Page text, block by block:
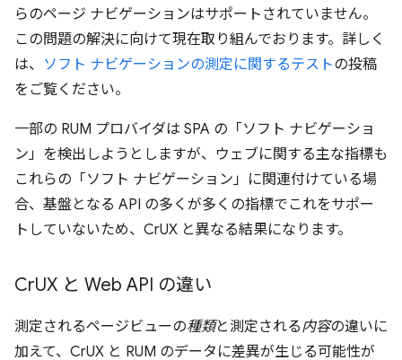
らのページ ナビゲーションはサポートされていません。
この問題の解決に向けて現在取り組んでおります。詳しく
は、 ソフト ナビゲーションの測定に関するテストの投稿
をご覧ください。
一部の RUM プロバイダは SPA の「ソフト ナビゲーショ
ン」を検出しようとしますが、ウェブに関する主な指標も
これらの「ソフト ナビゲーション」に関連付けている場
合、基盤となる API の多くが多くの指標でこれをサポー
トしていないため、CrUX と異なる結果になります。
CrUX と Web API の違い
測定されるページビューの種類と測定される内容の違いに
加えて、CrUX と RUM のデータに差異が生じる可能性が